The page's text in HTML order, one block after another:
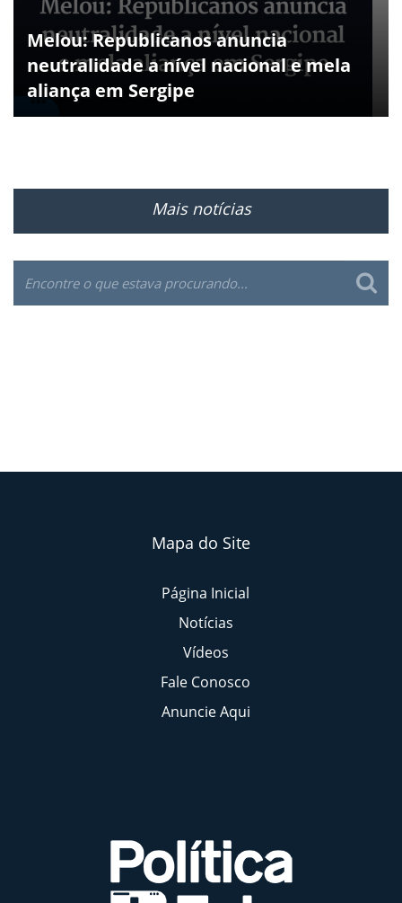
Melou: Republicanos anuncia
neutralidade a nível nacional e mela
aliança em Sergipe
Mais notícias
Mapa do Site
Página Inicial
Notícias
Vídeos
Fale Conosco
Anuncie Aqui